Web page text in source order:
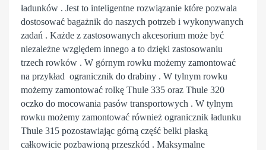
ładunków . Jest to inteligentne rozwiązanie które pozwala
dostosować bagażnik do naszych potrzeb i wykonywanych
zadań . Każde z zastosowanych akcesorium może być
niezależne względem innego a to dzięki zastosowaniu
trzech rowków . W górnym rowku możemy zamontować
na przykład ogranicznik do drabiny . W tylnym rowku
możemy zamontować rolkę Thule 335 oraz Thule 320
oczko do mocowania pasów transportowych . W tylnym
rowku możemy zamontować również ogranicznik ładunku
Thule 315 pozostawiając górną część belki płaską
całkowicie pozbawioną przeszkód . Maksymalne